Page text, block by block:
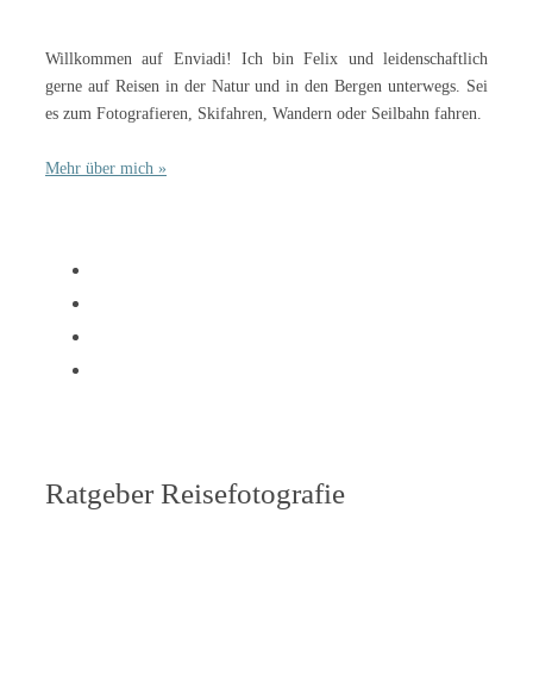
Willkommen auf Enviadi! Ich bin Felix und leidenschaftlich
gerne auf Reisen in der Natur und in den Bergen unterwegs. Sei
es zum Fotografieren, Skifahren, Wandern oder Seilbahn fahren.
Mehr über mich »
Ratgeber Reisefotografie